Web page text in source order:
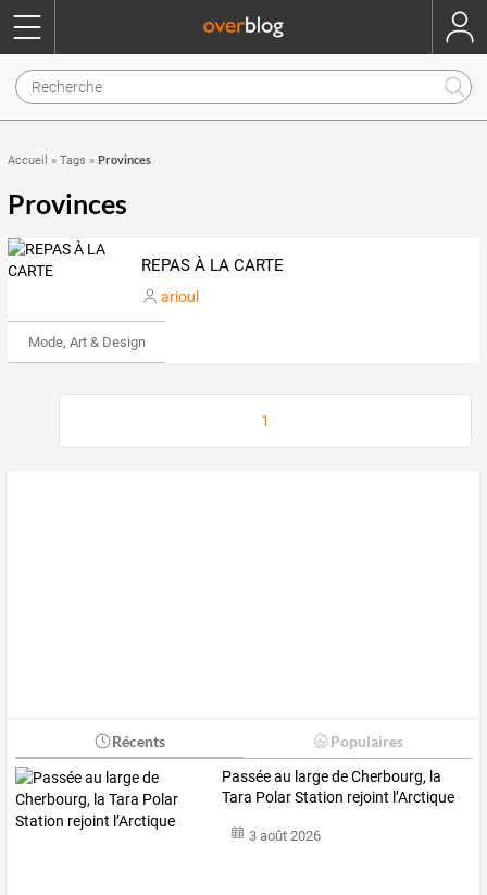
Accueil » Tags » Provinces
Provinces
REPAS À LA CARTE
arioul
Mode, Art & Design
1
Récents Populaires
Passée au large de Cherbourg, la
Tara Polar Station rejoint l’Arctique
3 août 2026